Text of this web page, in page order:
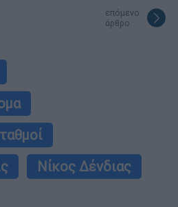
επόμενο
άρθρο
Νίκος Δένδιας